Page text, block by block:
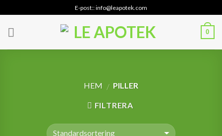
to
content
E-post:: info@leapotek.com
0
HEM / PILLER
FILTRERA